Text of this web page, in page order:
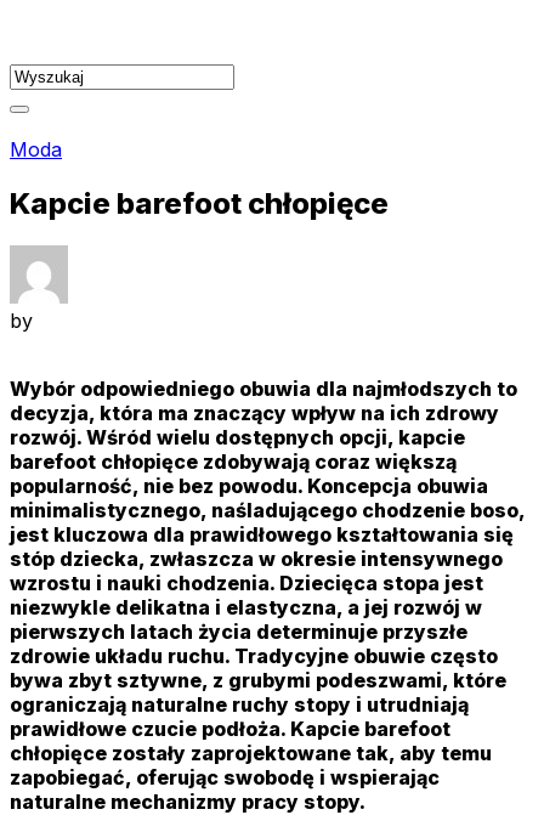
content
Moda
Kapcie barefoot chłopięce
by
Wybór odpowiedniego obuwia dla najmłodszych to
decyzja, która ma znaczący wpływ na ich zdrowy
rozwój. Wśród wielu dostępnych opcji, kapcie
barefoot chłopięce zdobywają coraz większą
popularność, nie bez powodu. Koncepcja obuwia
minimalistycznego, naśladującego chodzenie boso,
jest kluczowa dla prawidłowego kształtowania się
stóp dziecka, zwłaszcza w okresie intensywnego
wzrostu i nauki chodzenia. Dziecięca stopa jest
niezwykle delikatna i elastyczna, a jej rozwój w
pierwszych latach życia determinuje przyszłe
zdrowie układu ruchu. Tradycyjne obuwie często
bywa zbyt sztywne, z grubymi podeszwami, które
ograniczają naturalne ruchy stopy i utrudniają
prawidłowe czucie podłoża. Kapcie barefoot
chłopięce zostały zaprojektowane tak, aby temu
zapobiegać, oferując swobodę i wspierając
naturalne mechanizmy pracy stopy.